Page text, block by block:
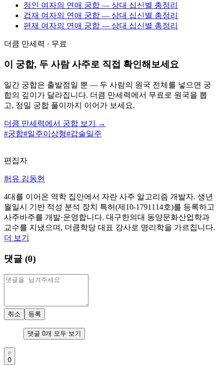
정인 여자의 연애 궁합 — 상대 십신별 총정리
겁재 여자의 연애 궁합 — 상대 십신별 총정리
편재 여자의 연애 궁합 — 상대 십신별 총정리
더큼 만세력 · 무료
이 궁합, 두 사람 사주로 직접 확인해보세요
일간 궁합은 출발점일 뿐 — 두 사람의 원국 전체를 넣으면 궁
합의 깊이가 달라집니다. 더큼 만세력에서 무료로 원국을 뽑
고, 정밀 궁합 풀이까지 이어가 보세요.
더큼 만세력에서 궁합 보기 →
#궁합#일주이상형#갑술일주
편집자
허유 김동현
4대를 이어온 역학 집안에서 자란 사주 알고리즘 개발자. 생년
월일시 기반 적성 분석 장치 특허(제10-1791114호)를 등록하고
사주바주를 개발·운영합니다. 대구한의대 동양문화산업학과
교수를 지냈으며, 더큼학당 대표 강사로 명리학을 가르칩니다.
더 보기
댓글 (0)
취소 등록
댓글 0개 모두 보기
0